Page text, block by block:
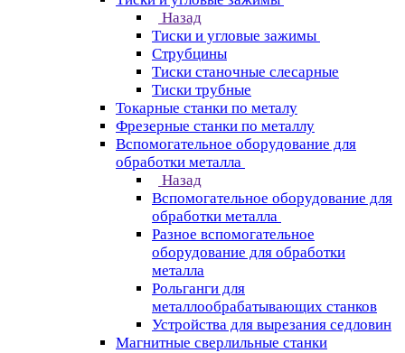
Назад
Тиски и угловые зажимы
Струбцины
Тиски станочные слесарные
Тиски трубные
Токарные станки по металу
Фрезерные станки по металлу
Вспомогательное оборудование для
обработки металла
Назад
Вспомогательное оборудование для
обработки металла
Разное вспомогательное
оборудование для обработки
металла
Рольганги для
металлообрабатывающих станков
Устройства для вырезания седловин
Магнитные сверлильные станки